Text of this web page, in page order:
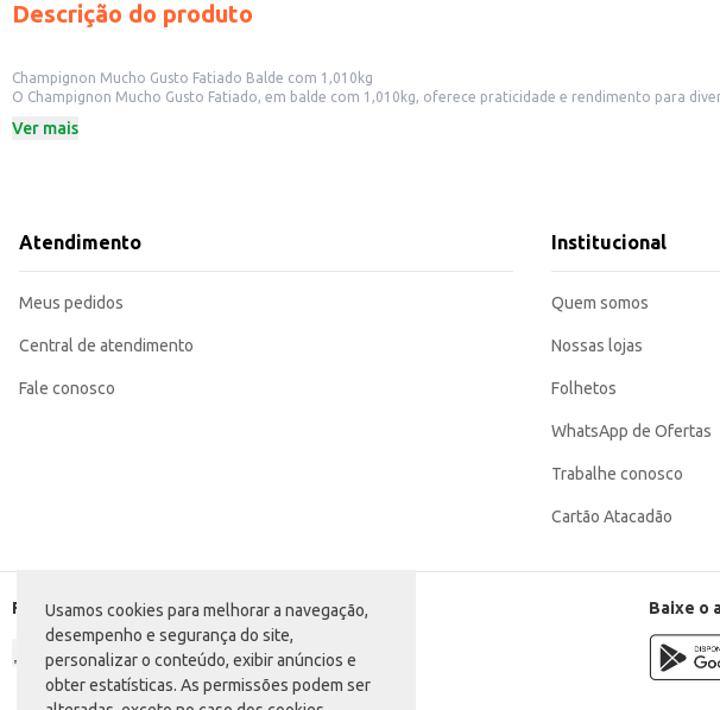
Usamos cookies para melhorar a navegação,
desempenho e segurança do site,
personalizar o conteúdo, exibir anúncios e
obter estatísticas. As permissões podem ser
Descrição do produto
Champignon Mucho Gusto Fatiado Balde com 1,010kg
O Champignon Mucho Gusto Fatiado, em balde com 1,010kg, oferece praticidade e rendimento para diversas aplicações. Sua apresentação em fatias facilita o preparo de receitas, reduzindo o
refeições em casa.
Adequado para uso em grandes quantidades em estabelecimentos comerciais.
O Champignon Mucho Gusto Fatiado em balde proporciona economia e praticidade, sendo uma
Marca: Mucho Gusto
Categoria: Cogumelo
EAN: 7898614650987
Ver mais
Atendimento
Meus pedidos
Central de atendimento
Fale conosco
Institucional
Quem somos
Nossas lojas
Folhetos
WhatsApp de Ofertas
Trabalhe conosco
Cartão Atacadão
Formas de pagamento Baixe o